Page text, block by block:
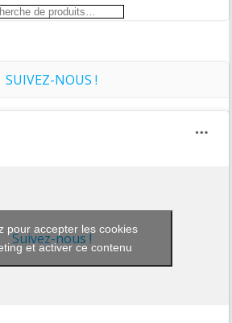
SUIVEZ-NOUS !
Suivez-nous !
pour accepter les cookies
et activer ce contenu